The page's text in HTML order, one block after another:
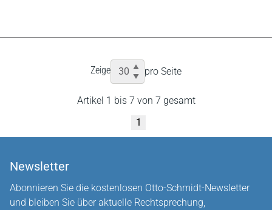
Zeige pro Seite
Artikel 1 bis 7 von 7 gesamt
1
Newsletter
Abonnieren Sie die kostenlosen Otto-Schmidt-Newsletter
und bleiben Sie über aktuelle Rechtsprechung,